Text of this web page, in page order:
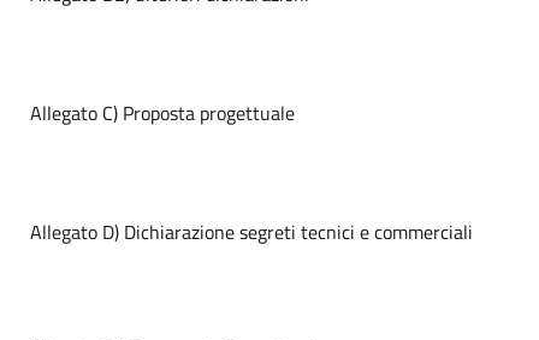
Allegato C) Proposta progettuale
Allegato D) Dichiarazione segreti tecnici e commerciali